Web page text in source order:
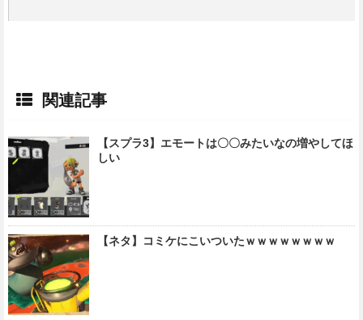
関連記事
【スプラ3】エモートは〇〇みたいなの増やしてほ
しい
【ネタ】コミケにこいついたｗｗｗｗｗｗｗｗ